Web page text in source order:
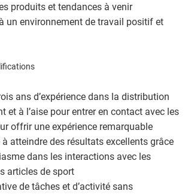
produits et tendances à venir
un environnement de travail positif et
ans d’expérience dans la distribution
et à l’aise pour entrer en contact avec les
offrir une expérience remarquable
à atteindre des résultats excellents grâce
dans les interactions avec les
articles de sport
de tâches et d’activité sans